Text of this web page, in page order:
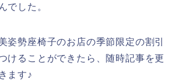
でした。
姿勢座椅子のお店の季節限定の割引
けることができたら、随時記事を更
ます♪